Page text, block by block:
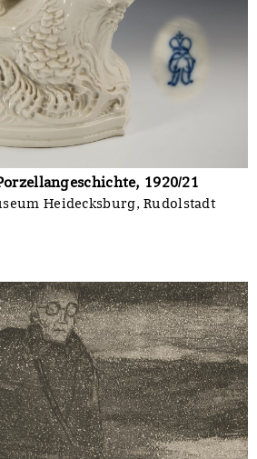
1920/21
Heidecksburg, Rudolstadt